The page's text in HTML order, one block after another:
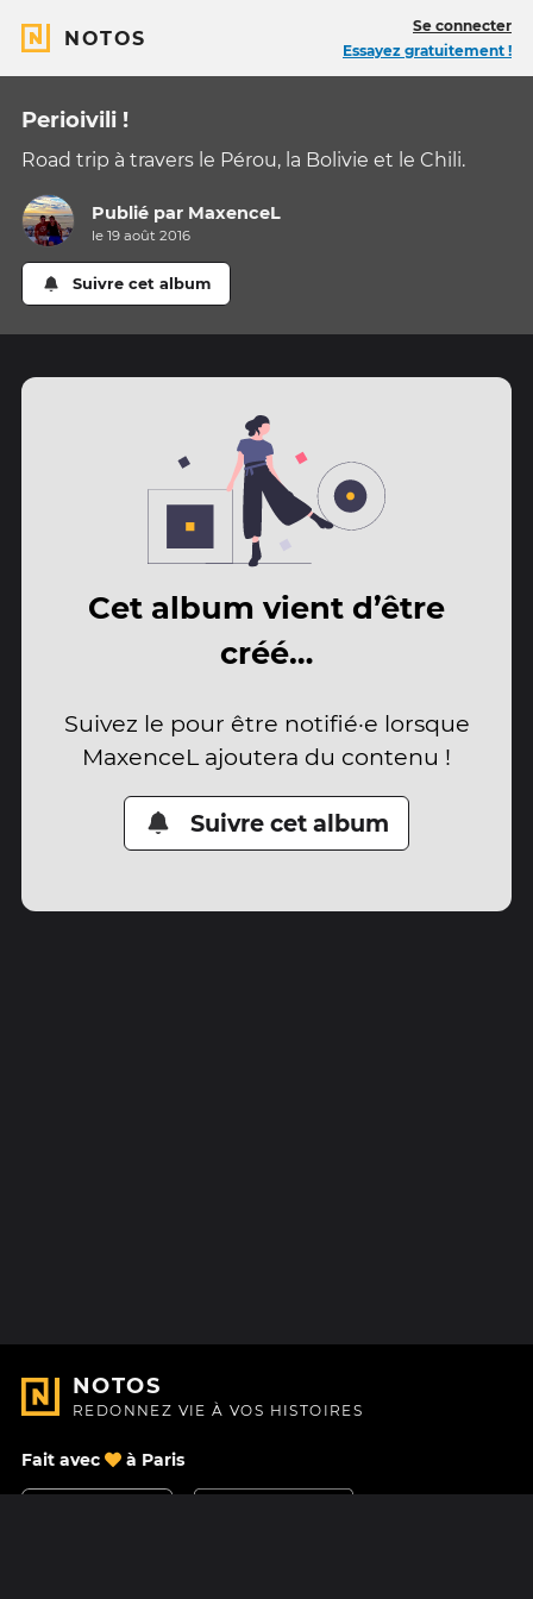
NOTOS
Se connecter
Essayez gratuitement !
Perioivili !
Road trip à travers le Pérou, la Bolivie et le Chili.
Publié par MaxenceL
le 19 août 2016
Suivre cet album
Cet album vient d’être
créé…
Suivez le pour être notifié·e lorsque
MaxenceL ajoutera du contenu !
Suivre cet album
NOTOS
REDONNEZ VIE À VOS HISTOIRES
Fait avec à Paris